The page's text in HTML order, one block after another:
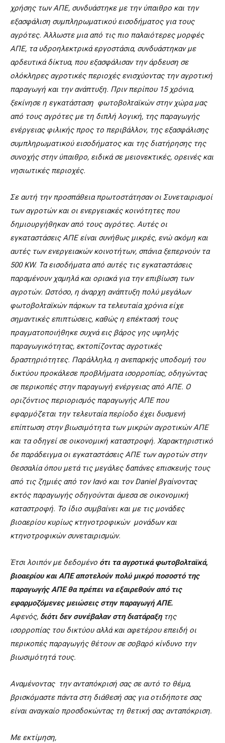
χρήσης των ΑΠΕ, συνδυάστηκε με την ύπαιθρο και την
εξασφάλιση συμπληρωματικού εισοδήματος για τους
αγρότες. Άλλωστε μια από τις πιο παλαιότερες μορφές
ΑΠΕ, τα υδροηλεκτρικά εργοστάσια, συνδυάστηκαν με
αρδευτικά δίκτυα, που εξασφάλισαν την άρδευση σε
ολόκληρες αγροτικές περιοχές ενισχύοντας την αγροτική
παραγωγή και την ανάπτυξη. Πριν περίπου 15 χρόνια,
ξεκίνησε η εγκατάσταση φωτοβολταϊκών στην χώρα μας
από τους αγρότες με τη διπλή λογική, της παραγωγής
ενέργειας φιλικής προς το περιβάλλον, της εξασφάλισης
συμπληρωματικού εισοδήματος και της διατήρησης της
συνοχής στην ύπαιθρο, ειδικά σε μειονεκτικές, ορεινές και
νησιωτικές περιοχές.
Σε αυτή την προσπάθεια πρωτοστάτησαν οι Συνεταιρισμοί
των αγροτών και οι ενεργειακές κοινότητες που
δημιουργήθηκαν από τους αγρότες. Αυτές οι
εγκαταστάσεις ΑΠΕ είναι συνήθως μικρές, ενώ ακόμη και
αυτές των ενεργειακών κοινοτήτων, σπάνια ξεπερνούν τα
500 KW. Τα εισοδήματα από αυτές τις εγκαταστάσεις
παραμένουν χαμηλά και οριακά για την επιβίωση των
αγροτών. Ωστόσο, η άναρχη ανάπτυξη πολύ μεγάλων
φωτοβολταϊκών πάρκων τα τελευταία χρόνια είχε
σημαντικές επιπτώσεις, καθώς η επέκτασή τους
πραγματοποιήθηκε συχνά εις βάρος γης υψηλής
παραγωγικότητας, εκτοπίζοντας αγροτικές
δραστηριότητες. Παράλληλα, η ανεπαρκής υποδομή του
δικτύου προκάλεσε προβλήματα ισορροπίας, οδηγώντας
σε περικοπές στην παραγωγή ενέργειας από ΑΠΕ. Ο
οριζόντιος περιορισμός παραγωγής ΑΠΕ που
εφαρμόζεται την τελευταία περίοδο έχει δυσμενή
επίπτωση στην βιωσιμότητα των μικρών αγροτικών ΑΠΕ
και τα οδηγεί σε οικονομική καταστροφή. Χαρακτηριστικό
δε παράδειγμα οι εγκαταστάσεις ΑΠΕ των αγροτών στην
Θεσσαλία όπου μετά τις μεγάλες δαπάνες επισκευής τους
από τις ζημιές από τον Ιανό και τον Daniel βγαίνοντας
εκτός παραγωγής οδηγούνται άμεσα σε οικονομική
καταστροφή. Το ίδιο συμβαίνει και με τις μονάδες
βιοαερίου κυρίως κτηνοτροφικών μονάδων και
κτηνοτροφικών συνεταιρισμών.
Έτσι λοιπόν με δεδομένο ότι τα αγροτικά φωτοβολταϊκά,
βιοαερίου και ΑΠΕ αποτελούν πολύ μικρό ποσοστό της
παραγωγής ΑΠΕ θα πρέπει να εξαιρεθούν από τις
εφαρμοζόμενες μειώσεις στην παραγωγή ΑΠΕ.
Αφενός, διότι δεν συνέβαλαν στη διατάραξη της
ισορροπίας του δικτύου αλλά και αφετέρου επειδή οι
περικοπές παραγωγής θέτουν σε σοβαρό κίνδυνο την
βιωσιμότητά τους.
Αναμένοντας την ανταπόκρισή σας σε αυτό το θέμα,
βρισκόμαστε πάντα στη διάθεσή σας για οτιδήποτε σας
είναι αναγκαίο προσδοκώντας τη θετική σας ανταπόκριση.
Με εκτίμηση,